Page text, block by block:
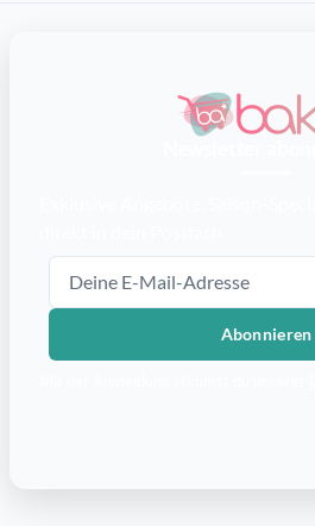
E-Mail-Adresse
Abonnieren